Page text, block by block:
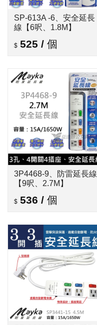
SP-613A -6、安全延長
線【6呎、1.8M】
525 / 個
3P4468-9、防雷延長線
【9呎、2.7M】
536 / 個